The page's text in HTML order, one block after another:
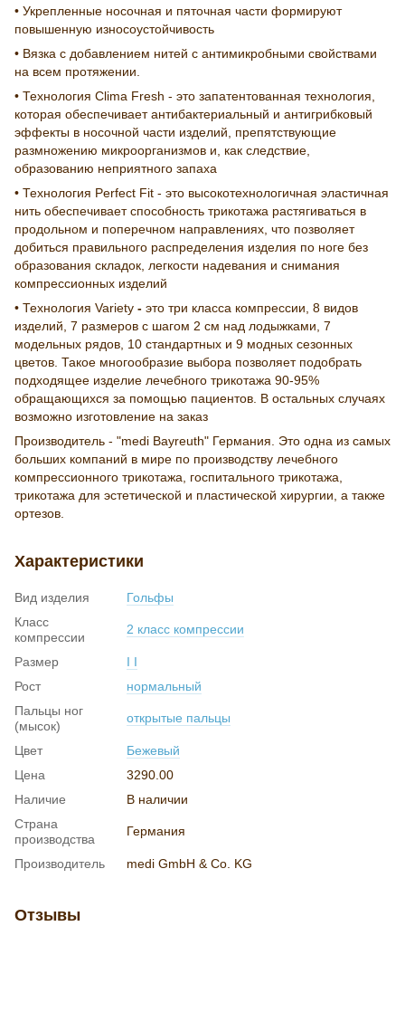
• Укрепленные носочная и пяточная части формируют
повышенную износоустойчивость
• Вязка с добавлением нитей с антимикробными свойствами
на всем протяжении.
• Технология Clima Fresh - это запатентованная технология,
которая обеспечивает антибактериальный и антигрибковый
эффекты в носочной части изделий, препятствующие
размножению микроорганизмов и, как следствие,
образованию неприятного запаха
• Технология Perfect Fit - это высокотехнологичная эластичная
нить обеспечивает способность трикотажа растягиваться в
продольном и поперечном направлениях, что позволяет
добиться правильного распределения изделия по ноге без
образования складок, легкости надевания и снимания
компрессионных изделий
• Технология Variety - это три класса компрессии, 8 видов
изделий, 7 размеров с шагом 2 см над лодыжками, 7
модельных рядов, 10 стандартных и 9 модных сезонных
цветов. Такое многообразие выбора позволяет подобрать
подходящее изделие лечебного трикотажа 90-95%
обращающихся за помощью пациентов. В остальных случаях
возможно изготовление на заказ
Производитель - "medi Bayreuth" Германия. Это одна из самых
больших компаний в мире по производству лечебного
компрессионного трикотажа, госпитального трикотажа,
трикотажа для эстетической и пластической хирургии, а также
ортезов.
Характеристики
Вид изделия
Гольфы
Класс
компрессии
2 класс компрессии
Размер
I I
Рост
нормальный
Пальцы ног
(мысок)
открытые пальцы
Цвет
Бежевый
Цена
3290.00
Наличие
В наличии
Страна
производства
Германия
Производитель medi GmbH & Co. KG
Отзывы